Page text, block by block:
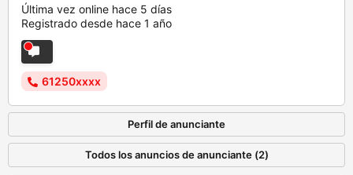
Última vez online hace 5 días
Registrado desde hace 1 año
61250xxxx
Perfil de anunciante
Todos los anuncios de anunciante (2)